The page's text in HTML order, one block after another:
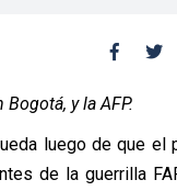
y la AFP.
luego de que el
de la guerrilla